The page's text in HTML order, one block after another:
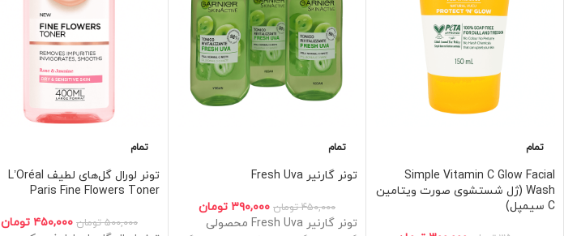
تمام
Simple Vitamin C Glow Facial
Wash (ژل شستشوی صورت ویتامین
C سیمپل)
تمام
تونر گارنیر Fresh Uva
۴۵۰,۰۰۰ تومان ۳۹۰,۰۰۰ تومان
تونر گارنیر Fresh Uva محصولی
تمام
تونر لورال گل‌های لطیف L’Oréal
Paris Fine Flowers Toner
۵۰۰,۰۰۰ تومان ۴۵۰,۰۰۰ تومان